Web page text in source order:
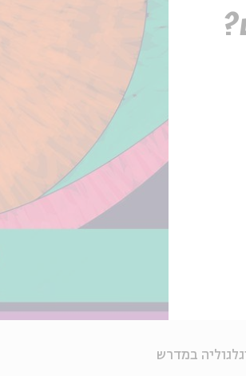
במדרש